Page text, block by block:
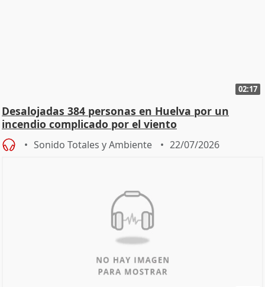
02:17
Desalojadas 384 personas en Huelva por un
incendio complicado por el viento
Sonido Totales y Ambiente 22/07/2026